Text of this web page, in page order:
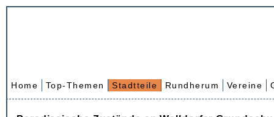
Home Top-Themen Stadtteile Rundherum Vereine